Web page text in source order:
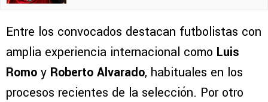
Entre los convocados destacan futbolistas con
amplia experiencia internacional como Luis
Romo y Roberto Alvarado, habituales en los
procesos recientes de la selección. Por otro